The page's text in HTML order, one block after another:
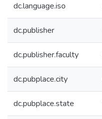
dc.language.iso
dc.publisher
dc.publisher.faculty
dc.pubplace.city
dc.pubplace.state